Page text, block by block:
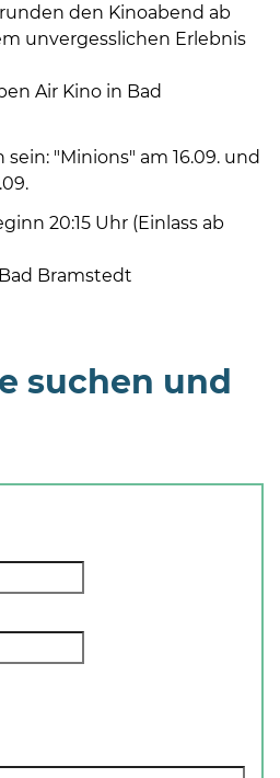
den Kinoabend ab
unvergesslichen Erlebnis
Air Kino in Bad
"Minions" am 16.09. und
20:15 Uhr (Einlass ab
Bramstedt
suchen und